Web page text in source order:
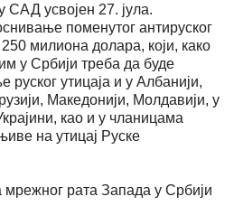
САД усвојен 27. јула.
поменутог антируског
милиона долара, који, како
у Србији треба да буде
руског утицаја и у Албанији,
Македонији, Молдавији, у
као и у чланицама
на утицај Руске
рата Запада у Србији